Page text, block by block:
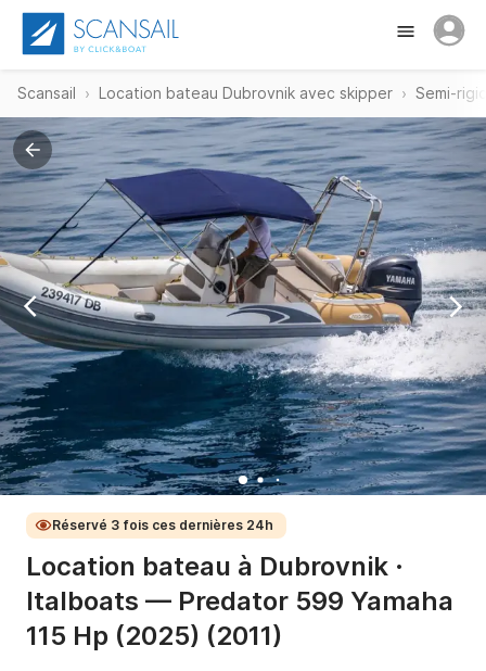
Scansail Location bateau Dubrovnik avec skipper Semi-
Réservé 3 fois ces dernières 24h
Location bateau à Dubrovnik ·
Italboats — Predator 599 Yamaha
115 Hp (2025) (2011)